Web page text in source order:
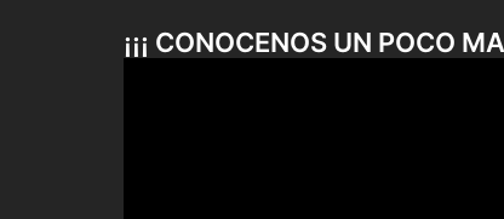
¡¡¡ CONOCENOS UN POCO